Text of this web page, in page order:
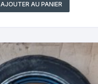
AJOUTER AU PANIER